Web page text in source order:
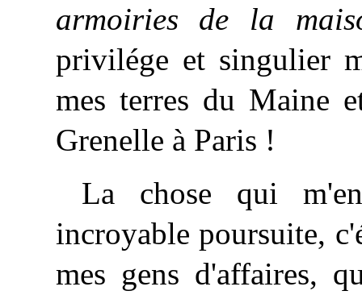
armoiries de la
privilége et singulier
mes terres du Maine
Grenelle à Paris !
La chose qui
incroyable poursuite,
mes gens d'affaires,